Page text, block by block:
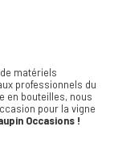
matériels
professionnels du
en bouteilles, nous
pour la vigne
Occasions !